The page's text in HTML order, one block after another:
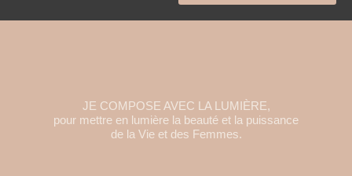
JE COMPOSE AVEC LA LUMIÈRE,
pour mettre en lumière la beauté et la puissance
de la Vie et des Femmes.